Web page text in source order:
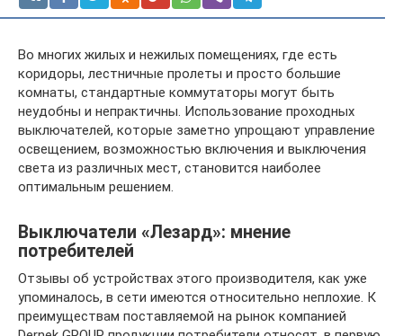
Во многих жилых и нежилых помещениях, где есть
коридоры, лестничные пролеты и просто большие
комнаты, стандартные коммутаторы могут быть
неудобны и непрактичны. Использование проходных
выключателей, которые заметно упрощают управление
освещением, возможностью включения и выключения
света из различных мест, становится наиболее
оптимальным решением.
Выключатели «Лезард»: мнение
потребителей
Отзывы об устройствах этого производителя, как уже
упоминалось, в сети имеются относительно неплохие. К
преимуществам поставляемой на рынок компанией